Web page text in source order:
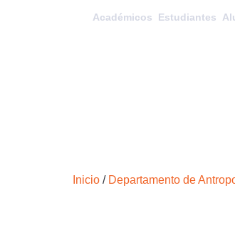
Académicos Estudiantes
Inicio / Departamento de